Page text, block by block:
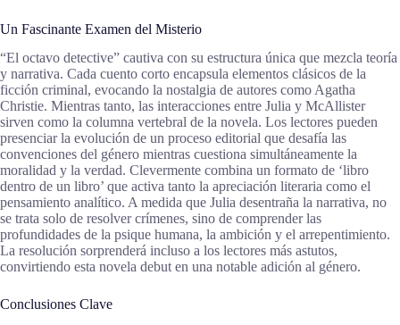
Un Fascinante Examen del Misterio
“El octavo detective” cautiva con su estructura única que mezcla teoría
y narrativa. Cada cuento corto encapsula elementos clásicos de la
ficción criminal, evocando la nostalgia de autores como Agatha
Christie. Mientras tanto, las interacciones entre Julia y McAllister
sirven como la columna vertebral de la novela. Los lectores pueden
presenciar la evolución de un proceso editorial que desafía las
convenciones del género mientras cuestiona simultáneamente la
moralidad y la verdad. Clevermente combina un formato de ‘libro
dentro de un libro’ que activa tanto la apreciación literaria como el
pensamiento analítico. A medida que Julia desentraña la narrativa, no
se trata solo de resolver crímenes, sino de comprender las
profundidades de la psique humana, la ambición y el arrepentimiento.
La resolución sorprenderá incluso a los lectores más astutos,
convirtiendo esta novela debut en una notable adición al género.
Conclusiones Clave